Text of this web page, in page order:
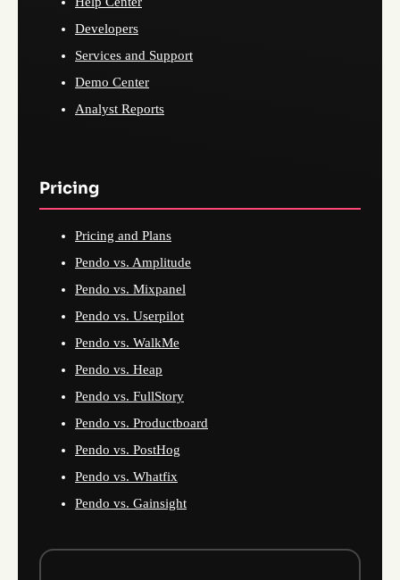
Developers
Services and Support
Demo Center
Analyst Reports
Pricing
Pricing and Plans
Pendo vs. Amplitude
Pendo vs. Mixpanel
Pendo vs. Userpilot
Pendo vs. WalkMe
Pendo vs. Heap
Pendo vs. FullStory
Pendo vs. Productboard
Pendo vs. PostHog
Pendo vs. Whatfix
Pendo vs. Gainsight